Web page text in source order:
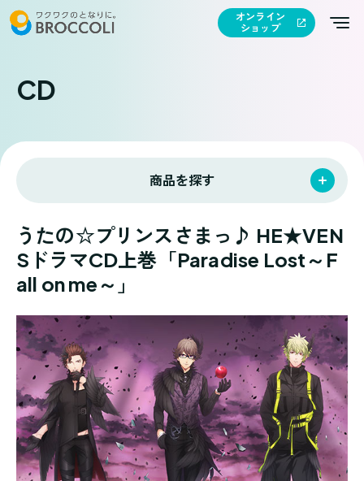
オンライン
ショップ
CD
商品を探す
うたの☆プリンスさまっ♪ HE★VEN
SドラマCD上巻「Paradise Lost～F
all on me～」